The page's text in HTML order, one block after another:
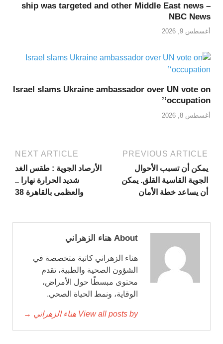
ship was targeted and other Middle East news –
NBC News
أغسطس 9, 2026
Israel slams Ukraine ambassador over UN vote on
‘occupation’
أغسطس 8, 2026
PREVIOUS ARTICLE
يمكن أن تسبب الأحوال
الجوية القاسية القلق. يمكن
أن يساعد خطة الأمان
NEXT ARTICLE
الأرصاد الجوية : طقس الغد
شديد الحرارة نهارا ..
والعظمى بالقاهرة 38
About هناء الزهراني
هناء الزهراني كاتبة متخصصة في
الشؤون الصحية والطبية، تقدم
محتوى مبسطًا حول الأمراض،
الوقاية، ونمط الحياة الصحي.
View all posts by هناء الزهراني →